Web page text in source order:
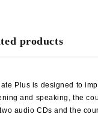
products
Plus is designed to
and speaking, the
audio CDs and the